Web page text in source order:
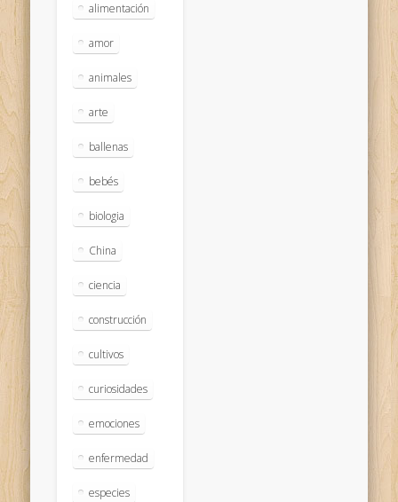
alimentación
amor
animales
arte
ballenas
bebés
biologia
China
ciencia
construcción
cultivos
curiosidades
emociones
enfermedad
especies